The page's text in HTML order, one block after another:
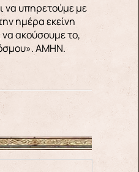
να υπηρετούμε με
ημέρα εκείνη
ακούσουμε το,
ΑΜΗΝ.